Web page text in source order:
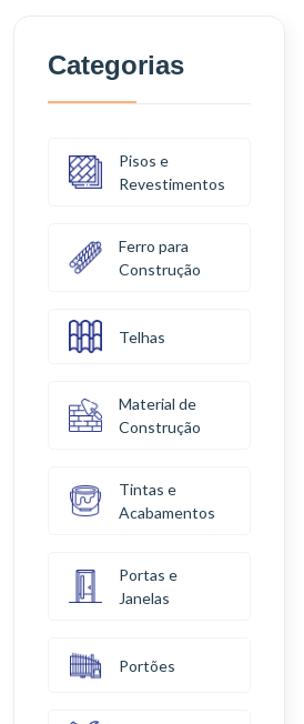
Categorias
Pisos e
Revestimentos
Ferro para
Construção
Telhas
Material de
Construção
Tintas e
Acabamentos
Portas e
Janelas
Portões